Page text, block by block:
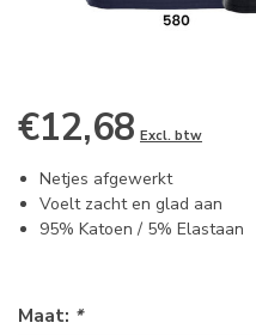
€12,68 Excl. btw
Netjes afgewerkt
Voelt zacht en glad aan
95% Katoen / 5% Elastaan
Maat: *